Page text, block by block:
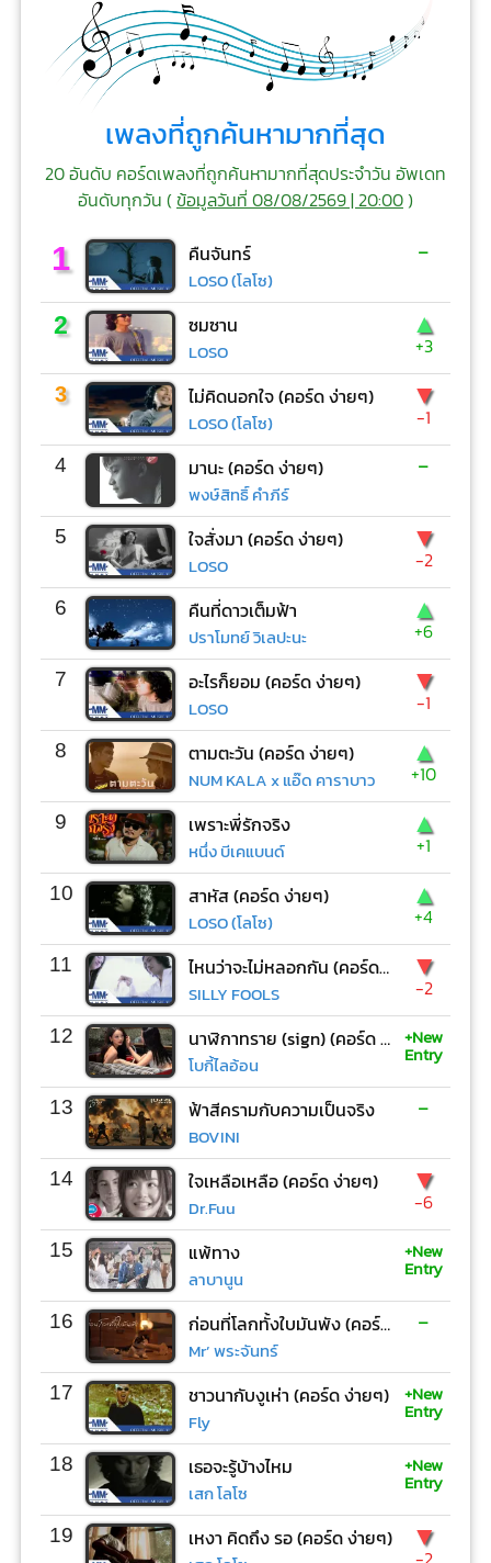
เพลงที่ถูกค้นหามากที่สุด
20 อันดับ คอร์ดเพลงที่ถูกค้นหามากที่สุดประจำวัน อัพเดท
อันดับทุกวัน (ข้อมูลวันที่ 08/08/2569 | 20:00)
1 คืนจันทร์
LOSO (โลโซ)
-
2 ซมซาน
LOSO
▲
+3
3 ไม่คิดนอกใจ (คอร์ด ง่ายๆ)
LOSO (โลโซ)
▼
-1
4 มานะ (คอร์ด ง่ายๆ)
พงษ์สิทธิ์ คำภีร์
-
5 ใจสั่งมา (คอร์ด ง่ายๆ)
LOSO
▼
-2
6 คืนที่ดาวเต็มฟ้า
ปราโมทย์ วิเลปะนะ
▲
+6
7 อะไรก็ยอม (คอร์ด ง่ายๆ)
LOSO
▼
-1
8 ตามตะวัน (คอร์ด ง่ายๆ)
NUM KALA x แอ๊ด คาราบาว
▲
+10
9 เพราะพี่รักจริง
หนึ่ง บีเคแบนด์
▲
+1
10 สาหัส (คอร์ด ง่ายๆ)
LOSO (โลโซ)
▲
+4
11 ไหนว่าจะไม่หลอกกัน (คอร์ด ง่ายๆ)
SILLY FOOLS
▼
-2
12 นาฬิกาทราย (sign) (คอร์ด ง่ายๆ)
โบกี้ไลอ้อน
+New
Entry
13 ฟ้าสีครามกับความเป็นจริง
BOVINI
-
14 ใจเหลือเหลือ (คอร์ด ง่ายๆ)
Dr.Fuu
▼
-6
15 แพ้ทาง
ลาบานูน
+New
Entry
16 ก่อนที่โลกทั้งใบมันพัง (คอร์ด ง่ายๆ)
Mr’ พระจันทร์
-
17 ชาวนากับงูเห่า (คอร์ด ง่ายๆ)
Fly
+New
Entry
18 เธอจะรู้บ้างไหม
เสก โลโซ
+New
Entry
19 เหงา คิดถึง รอ (คอร์ด ง่ายๆ) ▼